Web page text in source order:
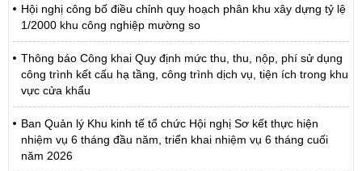
Hội nghị công bố điều chỉnh quy hoạch phân khu xây dựng tỷ lệ
1/2000 khu công nghiệp mường so
Thông báo Công khai Quy định mức thu, thu, nộp, phí sử dụng
công trình kết cấu hạ tầng, công trình dịch vụ, tiện ích trong khu
vực cửa khẩu
Ban Quản lý Khu kinh tế tổ chức Hội nghị Sơ kết thực hiện
nhiệm vụ 6 tháng đầu năm, triển khai nhiệm vụ 6 tháng cuối
năm 2026